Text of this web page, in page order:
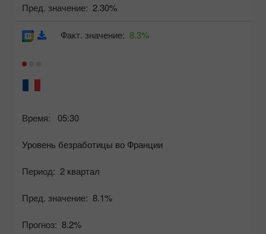
Пред. значение: 2.30%
Время: 05:30
Уровень безработицы во Франции
Период: 2 квартал
Пред. значение: 8.1%
Прогноз: 8.2%
Факт. значение: 8.3%